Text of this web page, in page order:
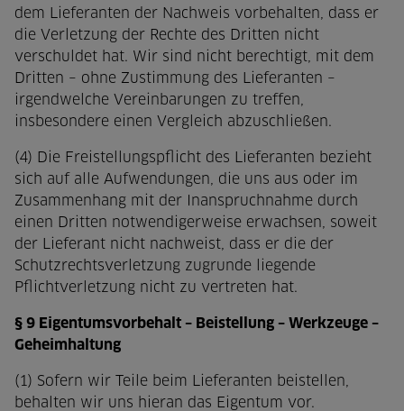
dem Lieferanten der Nachweis vorbehalten, dass er
die Verletzung der Rechte des Dritten nicht
verschuldet hat. Wir sind nicht berechtigt, mit dem
Dritten – ohne Zustimmung des Lieferanten –
irgendwelche Vereinbarungen zu treffen,
insbesondere einen Vergleich abzuschließen.
(4) Die Freistellungspflicht des Lieferanten bezieht
sich auf alle Aufwendungen, die uns aus oder im
Zusammenhang mit der Inanspruchnahme durch
einen Dritten notwendigerweise erwachsen, soweit
der Lieferant nicht nachweist, dass er die der
Schutzrechtsverletzung zugrunde liegende
Pflichtverletzung nicht zu vertreten hat.
§ 9 Eigentumsvorbehalt – Beistellung – Werkzeuge –
Geheimhaltung
(1) Sofern wir Teile beim Lieferanten beistellen,
behalten wir uns hieran das Eigentum vor.